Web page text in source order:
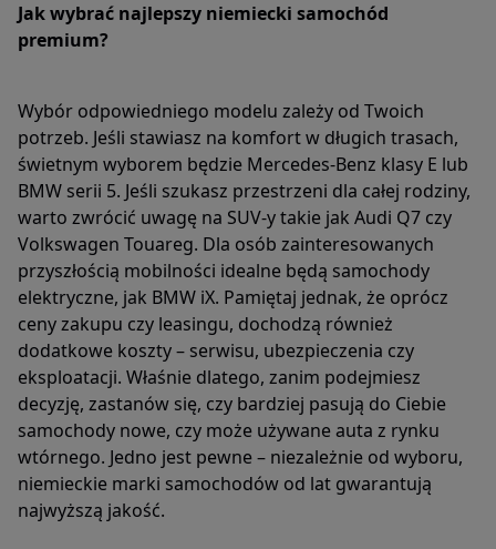
Jak wybrać najlepszy niemiecki samochód
premium?
Wybór odpowiedniego modelu zależy od Twoich
potrzeb. Jeśli stawiasz na komfort w długich trasach,
świetnym wyborem będzie Mercedes-Benz klasy E lub
BMW serii 5. Jeśli szukasz przestrzeni dla całej rodziny,
warto zwrócić uwagę na SUV-y takie jak Audi Q7 czy
Volkswagen Touareg. Dla osób zainteresowanych
przyszłością mobilności idealne będą samochody
elektryczne, jak BMW iX. Pamiętaj jednak, że oprócz
ceny zakupu czy leasingu, dochodzą również
dodatkowe koszty – serwisu, ubezpieczenia czy
eksploatacji. Właśnie dlatego, zanim podejmiesz
decyzję, zastanów się, czy bardziej pasują do Ciebie
samochody nowe, czy może używane auta z rynku
wtórnego. Jedno jest pewne – niezależnie od wyboru,
niemieckie marki samochodów od lat gwarantują
najwyższą jakość.